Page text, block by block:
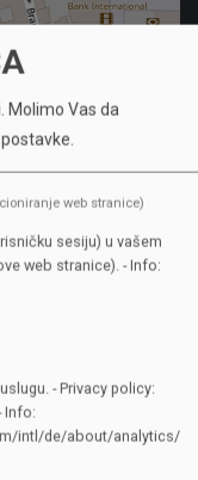
1
Molimo Vas da
web stranice)
sesiju) u vašem
web stranice). - Info:
- Privacy policy:
Info:
intl/de/about/analytics/